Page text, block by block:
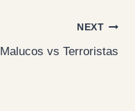
NEXT
Malucos vs Terroristas